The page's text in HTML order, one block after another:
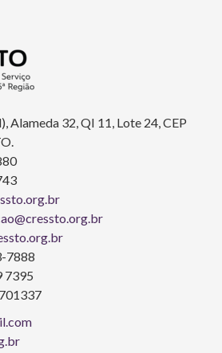
Alameda 32, QI 11, Lote 24, CEP
7888
7395